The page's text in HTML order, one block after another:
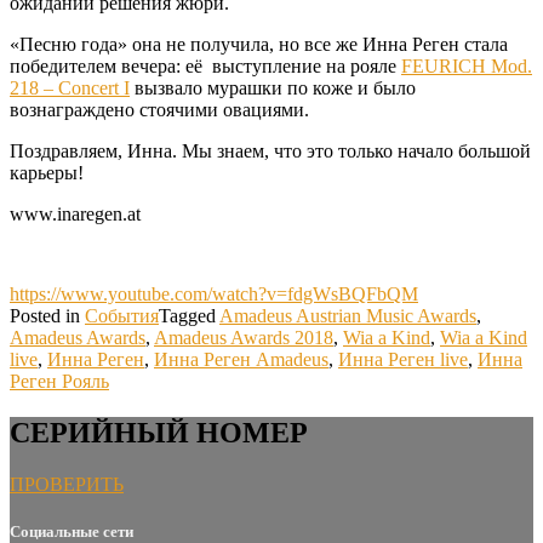
«Песню года» она не получила, но все же Инна Реген стала
победителем вечера: её выступление на рояле FEURICH Mod.
218 – Concert I вызвало мурашки по коже и было
вознаграждено стоячими овациями.
Поздравляем, Инна. Мы знаем, что это только начало большой
карьеры!
www.inaregen.at
https://www.youtube.com/watch?v=fdgWsBQFbQM
Posted in СобытияTagged Amadeus Austrian Music Awards,
Amadeus Awards, Amadeus Awards 2018, Wia a Kind, Wia a Kind
live, Инна Реген, Инна Реген Amadeus, Инна Реген live, Инна
Реген Рояль
СЕРИЙНЫЙ НОМЕР
ПРОВЕРИТЬ
Социальные сети